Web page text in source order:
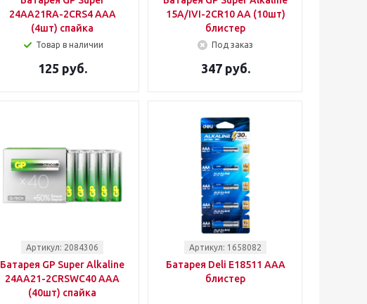
24AA21RA-2CRS4 AAA
(4шт) спайка
Товар в наличии
125 руб.
15A/IVI-2CR10 AA (10шт)
блистер
Под заказ
347 руб.
Артикул: 2084306
Батарея GP Super Alkaline
24AA21-2CRSWC40 AAA
(40шт) спайка
Артикул: 1658082
Батарея Deli E18511 AAA
блистер